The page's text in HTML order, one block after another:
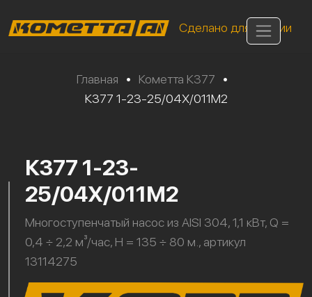
Сделано для России
Главная • Кометта К377
•
К377 1-23-25/04Х/011М2
К377 1-23-
25/04Х/011М2
Многоступенчатый насос из AISI 304, 1,1 кВт, Q =
0,4 ÷ 2,2 м³/час, H = 135 ÷ 80 м., артикул
13114275